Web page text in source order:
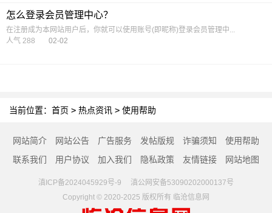
怎么登录会员管理中心？
在注册成为本网站用户后，你就可以使用账号(即昵称)登录会员管理中...
人气 288
02-02
当前位置： 首页 > 热点资讯 > 使用帮助
网站简介 网站公告 广告服务 发帖版规 诈骗须知
使用帮助
联系我们
用户协议 加入我们 隐私政策 友情链接 网站地图
滇ICP备2024045929号-9 滇公网安备53090202000137号
Copyright © 2020-2025 版权所有 临沧信息网